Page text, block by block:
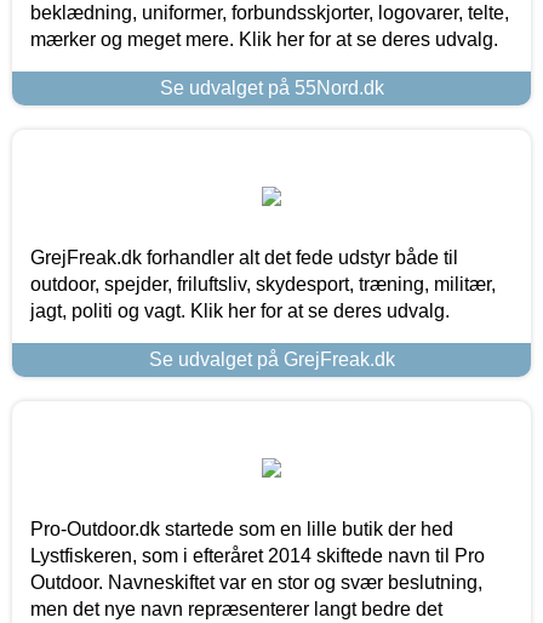
beklædning, uniformer, forbundsskjorter, logovarer, telte,
mærker og meget mere. Klik her for at se deres udvalg.
Se udvalget på 55Nord.dk
GrejFreak.dk forhandler alt det fede udstyr både til
outdoor, spejder, friluftsliv, skydesport, træning, militær,
jagt, politi og vagt. Klik her for at se deres udvalg.
Se udvalget på GrejFreak.dk
Pro-Outdoor.dk startede som en lille butik der hed
Lystfiskeren, som i efteråret 2014 skiftede navn til Pro
Outdoor. Navneskiftet var en stor og svær beslutning,
men det nye navn repræsenterer langt bedre det